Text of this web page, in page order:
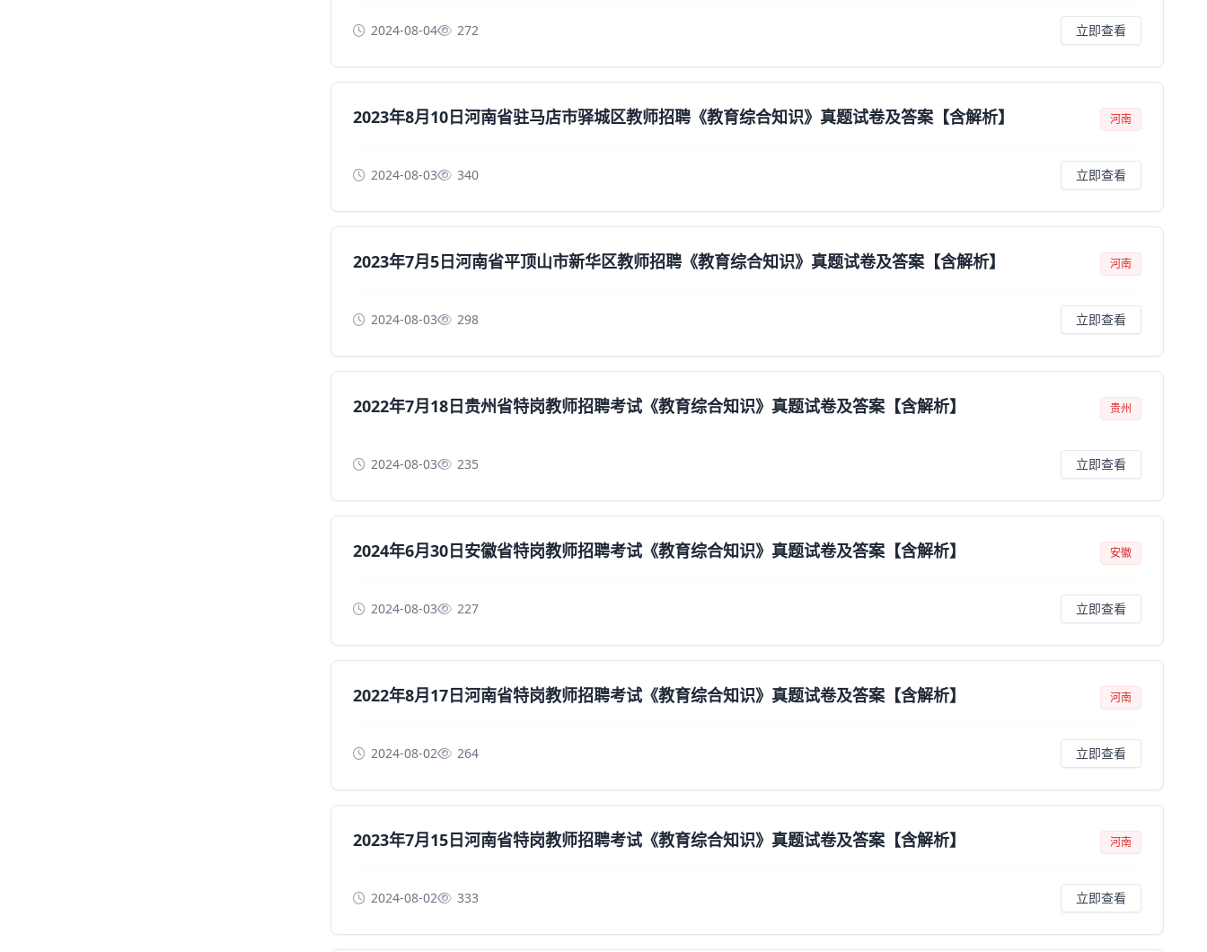
2024-08-04 272 立即查看
2023年8月10日河南省驻马店市驿城区教师招聘《教育综合知识》真题试卷及答案【含解析】 河南
2024-08-03 340 立即查看
2023年7月5日河南省平顶山市新华区教师招聘《教育综合知识》真题试卷及答案【含解析】 河南
2024-08-03 298 立即查看
2022年7月18日贵州省特岗教师招聘考试《教育综合知识》真题试卷及答案【含解析】 贵州
2024-08-03 235 立即查看
2024年6月30日安徽省特岗教师招聘考试《教育综合知识》真题试卷及答案【含解析】 安徽
2024-08-03 227 立即查看
2022年8月17日河南省特岗教师招聘考试《教育综合知识》真题试卷及答案【含解析】 河南
2024-08-02 264 立即查看
2023年7月15日河南省特岗教师招聘考试《教育综合知识》真题试卷及答案【含解析】 河南
2024-08-02 333 立即查看